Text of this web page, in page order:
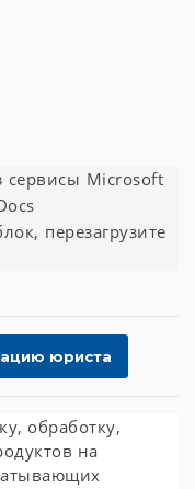
сервисы Microsoft
перезагрузите